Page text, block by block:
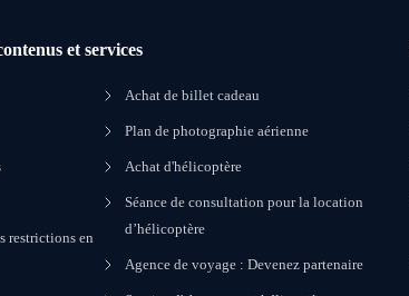
et services
restrictions en
Achat de billet cadeau
Plan de photographie aérienne
Achat d'hélicoptère
Séance de consultation pour la location
d’hélicoptère
Agence de voyage : Devenez partenaire